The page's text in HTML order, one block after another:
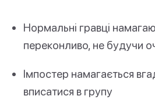
Нормальні гравці
переконливо, не будучи
Імпостер намагається
вписатися в групу